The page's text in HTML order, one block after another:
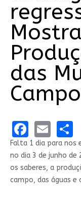
das
Falta 1 dia para nos
no dia 3 de junho
os saberes, a
campo, das águas e